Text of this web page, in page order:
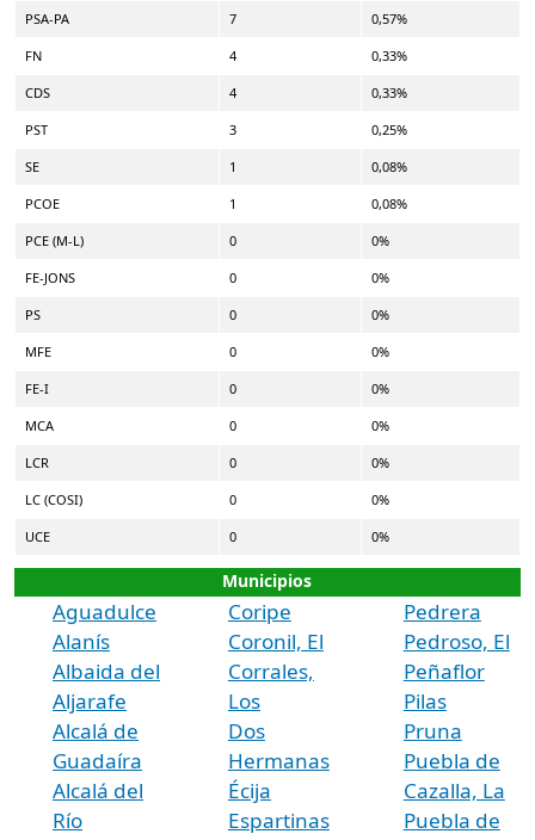
PSA-PA 7 0,57%
FN 4 0,33%
CDS 4 0,33%
PST 3 0,25%
SE 1 0,08%
PCOE 1 0,08%
PCE (M-L) 0 0%
FE-JONS 0 0%
PS 0 0%
MFE 0 0%
FE-I 0 0%
MCA 0 0%
LCR 0 0%
LC (COSI) 0 0%
UCE 0 0%
Municipios
Aguadulce
Alanís
Albaida del
Aljarafe
Alcalá de
Guadaíra
Alcalá del
Río
Coripe
Coronil, El
Corrales,
Los
Dos
Hermanas
Écija
Espartinas
Pedrera
Pedroso, El
Peñaflor
Pilas
Pruna
Puebla de
Cazalla, La
Puebla de